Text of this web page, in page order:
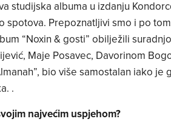
studijska albuma u izdanju
spotova. Prepoznatljivi smo i po
“Noxin & gosti” obilježili
Maje Posavec, Davorinom
bio više samostalan iako
.
najvećim uspjehom?